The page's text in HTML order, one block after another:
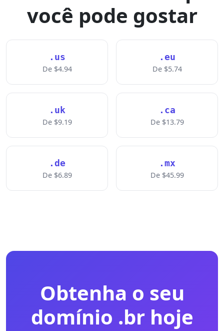
você pode gostar
.us
De $4.94
.eu
De $5.74
.uk
De $9.19
.ca
De $13.79
.de
De $6.89
.mx
De $45.99
Obtenha o seu
domínio .br hoje